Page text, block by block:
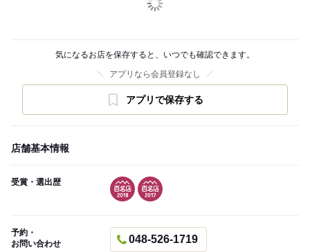
気になるお店を保存すると、いつでも確認できます。
アプリなら会員登録なし
アプリで保存する
店舗基本情報
受賞・選出歴
予約・
お問い合わせ
048-526-1719